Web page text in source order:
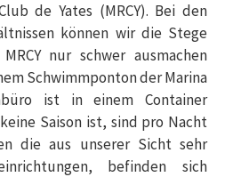
de Yates (MRCY). Bei den
können wir die Stege
nur schwer ausmachen
Schwimmponton der Marina
ist in einem Container
Saison ist, sind pro Nacht
die aus unserer Sicht sehr
befinden sich